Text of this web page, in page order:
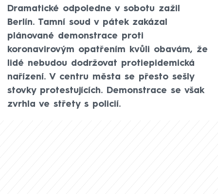
Dramatické odpoledne v sobotu zažil
Berlín. Tamní soud v pátek zakázal
plánované demonstrace proti
koronavirovým opatřením kvůli obavám, že
lidé nebudou dodržovat protiepidemická
nařízení. V centru města se přesto sešly
stovky protestujících. Demonstrace se však
zvrhla ve střety s policií.